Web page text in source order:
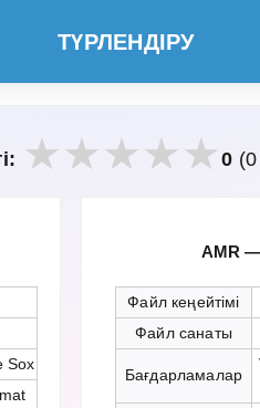
ТҮРЛЕНДІРУ
0
Sox
AMR —
Файл кеңейтімі
Файл санаты
Бағдарламалар